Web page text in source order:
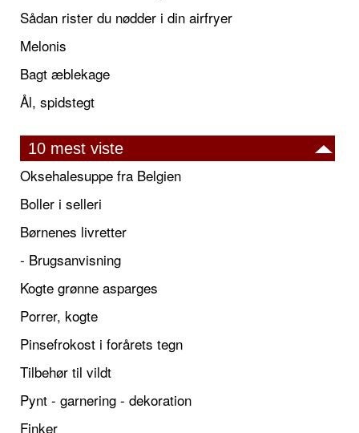
Sådan rister du nødder i din airfryer
Melonis
Bagt æblekage
Ål, spidstegt
10 mest viste
Oksehalesuppe fra Belgien
Boller i selleri
Børnenes livretter
- Brugsanvisning
Kogte grønne asparges
Porrer, kogte
Pinsefrokost i forårets tegn
Tilbehør til vildt
Pynt - garnering - dekoration
Finker